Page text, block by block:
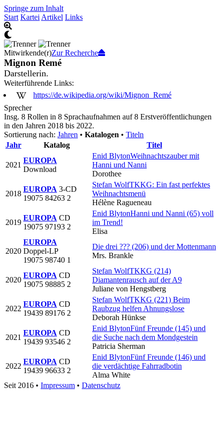
Springe zum Inhalt
Start Kartei Artikel Links
Mitwirkende(r)Zur Recherche
Mignon Remé
Darstellerin.
Weiterführende Links:
https://de.wikipedia.org/wiki/Mignon_Remé
Sprecher
Insg. 8 Rollen in 8 Sprachaufnahmen auf 8 Erstveröffentlichungen
in den Jahren 2018 bis 2022.
Sortierung nach: Jahren • Katalogen • Titeln
Jahr
Katalog Titel
2021
EUROPA
Download
Enid BlytonWeihnachtszauber mit
Hanni und Nanni
Dorothee
2018
EUROPA 3-CD
19075 84263 2
Stefan WolfTKKG: Ein fast perfektes
Weihnachtsmenü
Hélène Ragueneau
2019
EUROPA CD
19075 97193 2
Enid BlytonHanni und Nanni (65) voll
im Trend!
Elisa
2020
EUROPA
Doppel-LP
19075 98740 1
Die drei ??? (206) und der Mottenmann
Mrs. Brankle
2020
EUROPA CD
19075 98885 2
Stefan WolfTKKG (214)
Diamantenrausch auf der A9
Juliane von Hengstberg
2022
EUROPA CD
19439 89176 2
Stefan WolfTKKG (221) Beim
Raubzug helfen Ahnungslose
Deborah Hünkse
2021
EUROPA CD
19439 93546 2
Enid BlytonFünf Freunde (145) und
die Suche nach dem Mondgestein
Patricia Sherman
2022
EUROPA CD
19439 96633 2
Enid BlytonFünf Freunde (146) und
die verdächtige Fahrradbotin
Alma White
Seit 2016 • Impressum • Datenschutz